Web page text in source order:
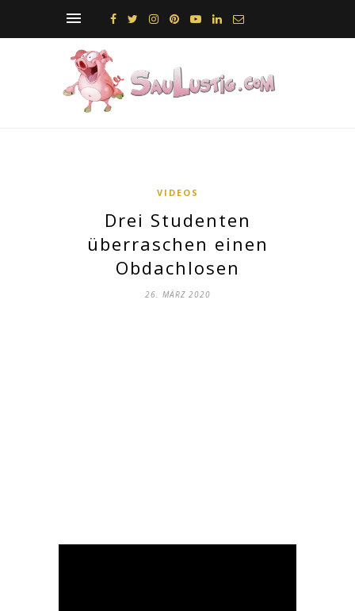
VIDEOS
Drei Studenten
überraschen einen
Obdachlosen
26. MÄRZ 2020